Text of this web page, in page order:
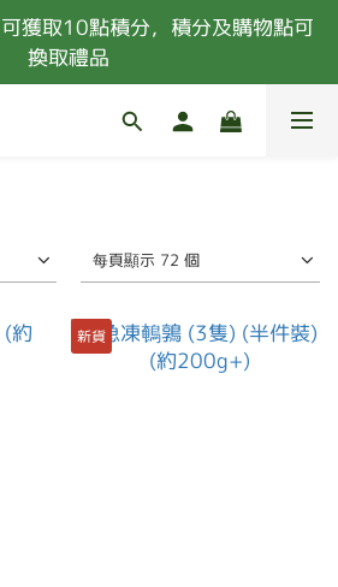
或以上 (扣除所有優惠及購物金
費送貨服務 (偏遠地區除外)
獲取10點積分，積分及購物點可
換取禮品
優惠 (特價，套餐及指定食材除
以上 (扣除所有優惠及購物金
費送貨服務 (偏遠地區除外)
每頁顯示 72 個
新貨